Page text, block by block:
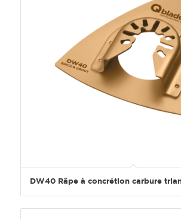
DW40 Râpe à concrétion carbure